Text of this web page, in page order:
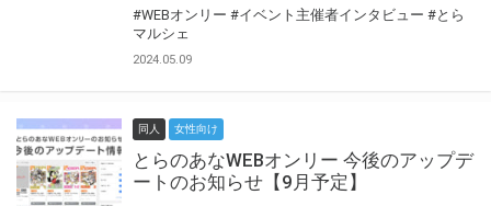
#WEBオンリー #イベント主催者インタビュー #とら
マルシェ
2024.05.09
同人 女性向け
とらのあなWEBオンリー 今後のアップデ
ートのお知らせ【9月予定】